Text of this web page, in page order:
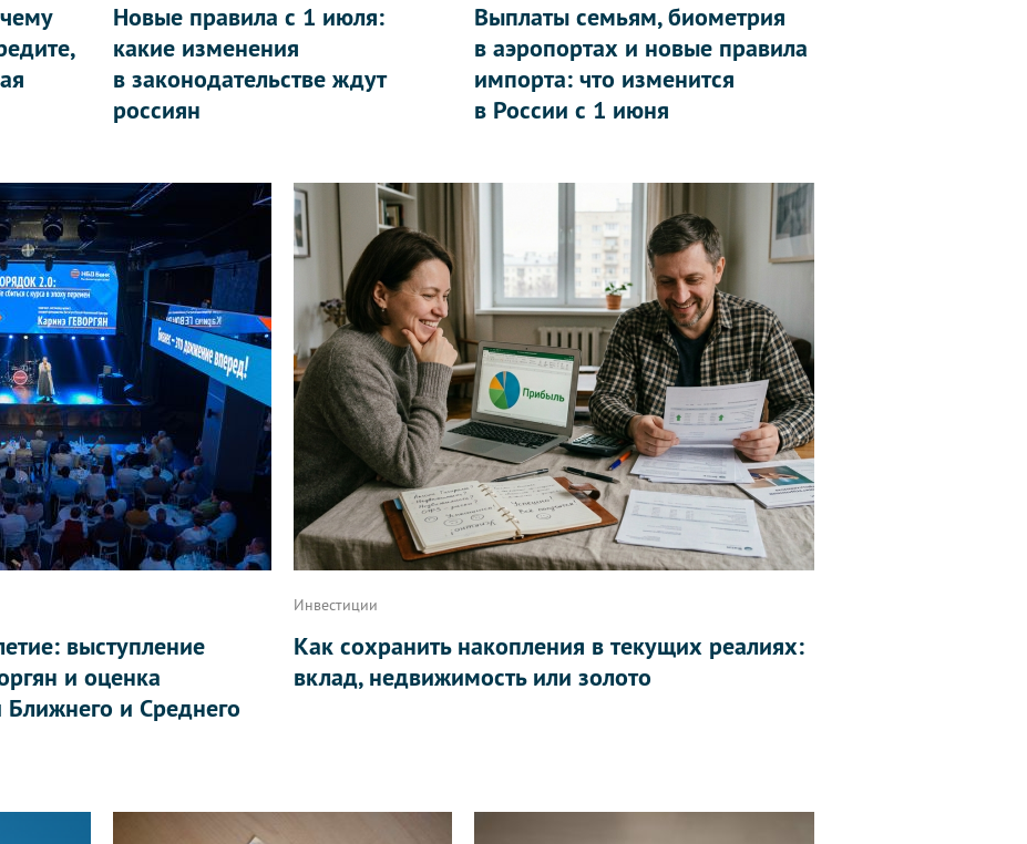
Новые правила с 1 июля:
какие изменения
в законодательстве ждут
россиян
Выплаты семьям, биометрия
в аэропортах и новые правила
импорта: что изменится
в России с 1 июня
выступление
и оценка
и Среднего
Инвестиции
Как сохранить накопления в текущих реалиях:
вклад, недвижимость или золото